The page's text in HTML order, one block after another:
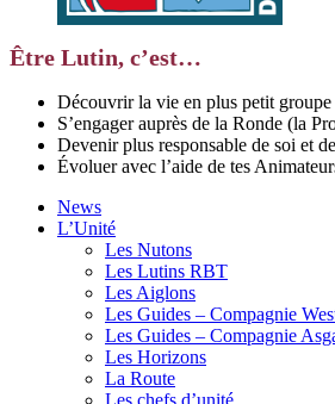
Être Lutin, c’est…
Découvrir la vie en plus petit groupe
S’engager auprès de la Ronde (la
Devenir plus responsable de soi et
Évoluer avec l’aide de tes
News
L’Unité
Les Nutons
Les Lutins RBT
Les Aiglons
Les Guides – Compagnie
Les Guides – Compagnie
Les Horizons
La Route
Les chefs d’unité